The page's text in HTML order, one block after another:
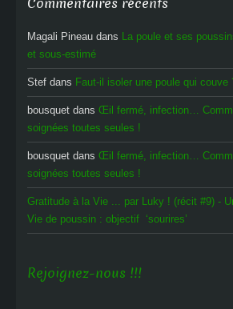
Magali Pineau dans La poule et ses
et sous-estimé
Stef dans Faut-il isoler une poule qui couve
bousquet dans Œil fermé, infection…
soignées toutes seules !
bousquet dans Œil fermé, infection…
soignées toutes seules !
Gratitude à la Vie ... par Luky ! (récit #9) -
Vie de poussin : objectif ‘sourires’
Rejoignez-nous !!!